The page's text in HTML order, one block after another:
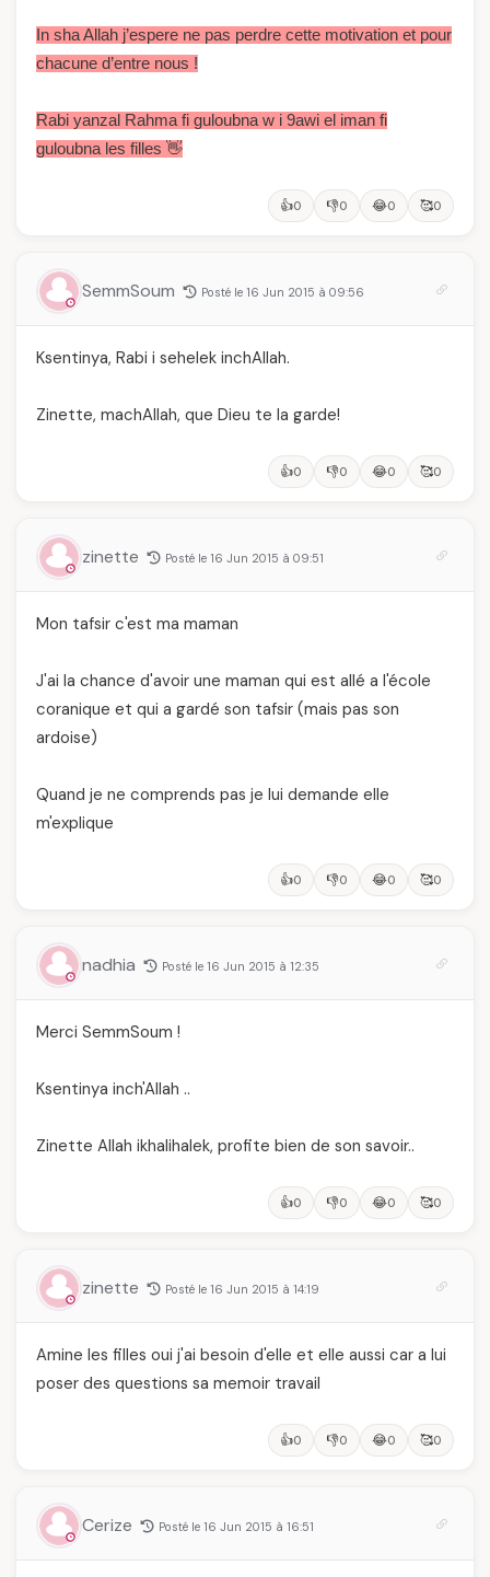
In sha Allah j’espere ne pas perdre cette motivation et pour
chacune d’entre nous !
Rabi yanzal Rahma fi guloubna w i 9awi el iman fi
guloubna les filles 👋
👍0 👎0 😂0 🥰0
SemmSoum Posté le 16 Jun 2015 à 09:56
Ksentinya, Rabi i sehelek inchAllah.
Zinette, machAllah, que Dieu te la garde!
👍0 👎0 😂0 🥰0
zinette Posté le 16 Jun 2015 à 09:51
Mon tafsir c'est ma maman
J'ai la chance d'avoir une maman qui est allé a l'école
coranique et qui a gardé son tafsir (mais pas son
ardoise)
Quand je ne comprends pas je lui demande elle
m'explique
👍0 👎0 😂0 🥰0
nadhia Posté le 16 Jun 2015 à 12:35
Merci SemmSoum !
Ksentinya inch'Allah ..
Zinette Allah ikhalihalek, profite bien de son savoir..
👍0 👎0 😂0 🥰0
zinette Posté le 16 Jun 2015 à 14:19
Amine les filles oui j'ai besoin d'elle et elle aussi car a lui
poser des questions sa memoir travail
👍0 👎0 😂0 🥰0
Cerize Posté le 16 Jun 2015 à 16:51